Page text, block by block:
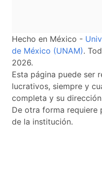
Hecho en México -
de México (UNAM).
2026.
Esta página puede ser
lucrativos, siempre y
completa y su
De otra forma requiere
de la institución.